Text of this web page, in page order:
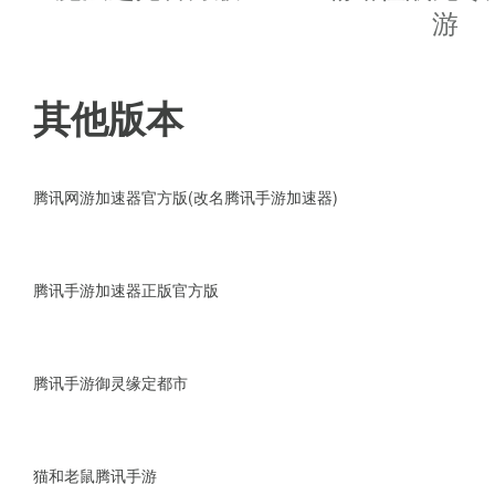
1、玩家可以自由搭配卡牌组合
2、高自由度战斗，装备材料随处
4、炫酷羽翼，呆萌异类宠物坐骑
5、游戏中拥有共通想法的继承
6、3D动作诸神乱斗，汇集40+
神，天后赫拉同台竞技。
游
其他版本
腾讯网游加速器官方版(改名腾讯手游加速器)
腾讯手游加速器正版官方版
腾讯手游御灵缘定都市
猫和老鼠腾讯手游